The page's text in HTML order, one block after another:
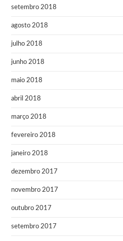
setembro 2018
agosto 2018
julho 2018
junho 2018
maio 2018
abril 2018
março 2018
fevereiro 2018
janeiro 2018
dezembro 2017
novembro 2017
outubro 2017
setembro 2017